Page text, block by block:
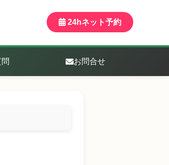
24hネット予約
お問合せ